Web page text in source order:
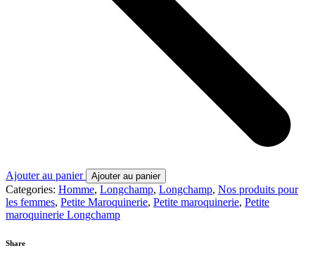
Ajouter au panier Ajouter au panier
Categories: Homme, Longchamp, Longchamp, Nos produits pour
les femmes, Petite Maroquinerie, Petite maroquinerie, Petite
maroquinerie Longchamp
Share